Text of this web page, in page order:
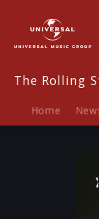
Diamonds
The Rolling
Home